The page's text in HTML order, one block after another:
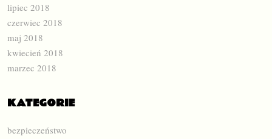
lipiec 2018
czerwiec 2018
maj 2018
kwiecień 2018
marzec 2018
KATEGORIE
bezpieczeństwo